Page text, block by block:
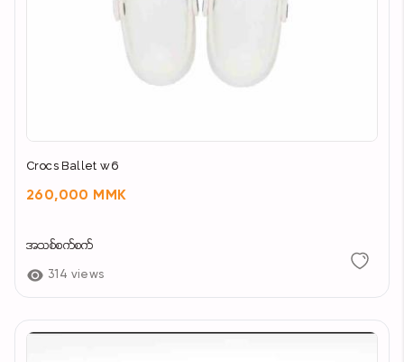
Crocs Ballet w6
260,000 MMK
အသစ်စက်စက်
314 views